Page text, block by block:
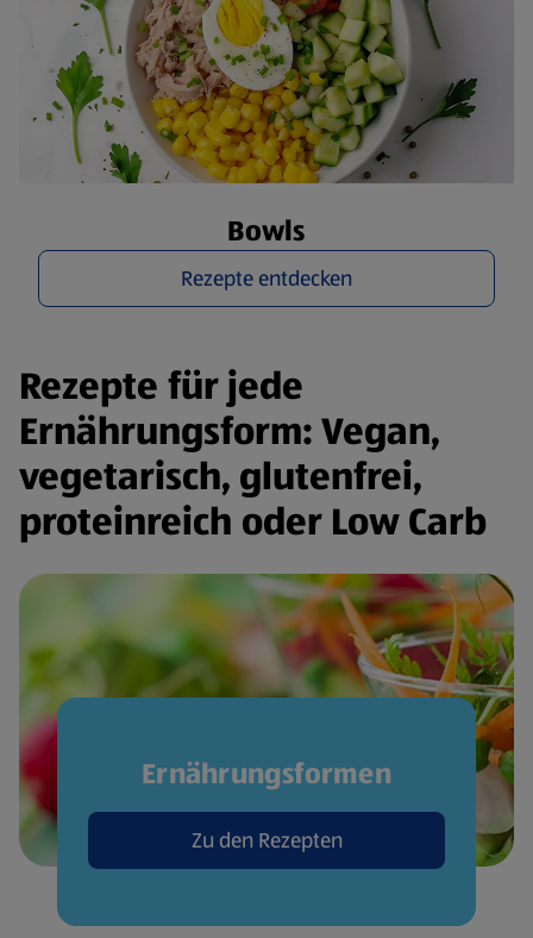
Bowls
Rezepte entdecken
Rezepte für jede
Ernährungsform: Vegan,
vegetarisch, glutenfrei,
proteinreich oder Low Carb
Ernährungsformen
Zu den Rezepten